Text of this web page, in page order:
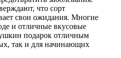
что сорт
свои ожидания. Многие
и отличные вкусовые
подарок отличным
так и для начинающих